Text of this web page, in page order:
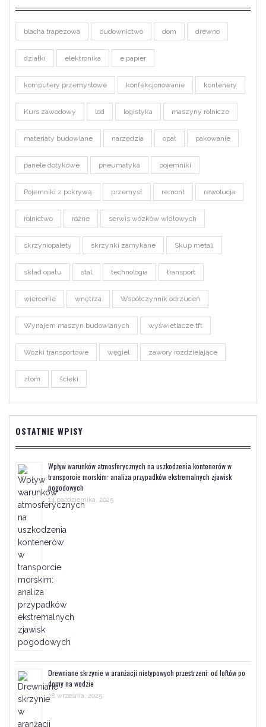
blacha trapezowa budownictwo dom drewno
działki elektronika e papier
komputery przemysłowe konfekcjonowanie kontenery
Kurs zawodowy lcd logistyka maszyny rolnicze
materiały budowlane narzędzia opał pakowanie
panele dotykowe pneumatyka pojemniki
Pojemniki z pokrywą przemysł remont rewolucja
rolnictwo różne serwis wózków widłowych
skrzyniopalety skrzynki zamykane Skup metali
skład opału stal technologia transport
wiercenie wnętrza Współczynnik odrzuceń
Wynajem maszyn budowlanych wyświetlacze tft
Wózki transportowe węgiel zawory rozdzielające
złom ścieki
OSTATNIE WPISY
Wpływ warunków atmosferycznych na uszkodzenia kontenerów w
transporcie morskim: analiza przypadków ekstremalnych zjawisk
pogodowych
14 października, 2025
Drewniane skrzynie w aranżacji nietypowych przestrzeni: od loftów po
domy na wodzie
28 września, 2025